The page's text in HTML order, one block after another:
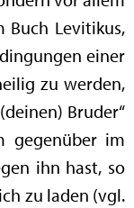
Buch Levitikus,
einer
zu werden,
Bruder“
gegenüber im
ihn hast, so
zu laden (vgl.